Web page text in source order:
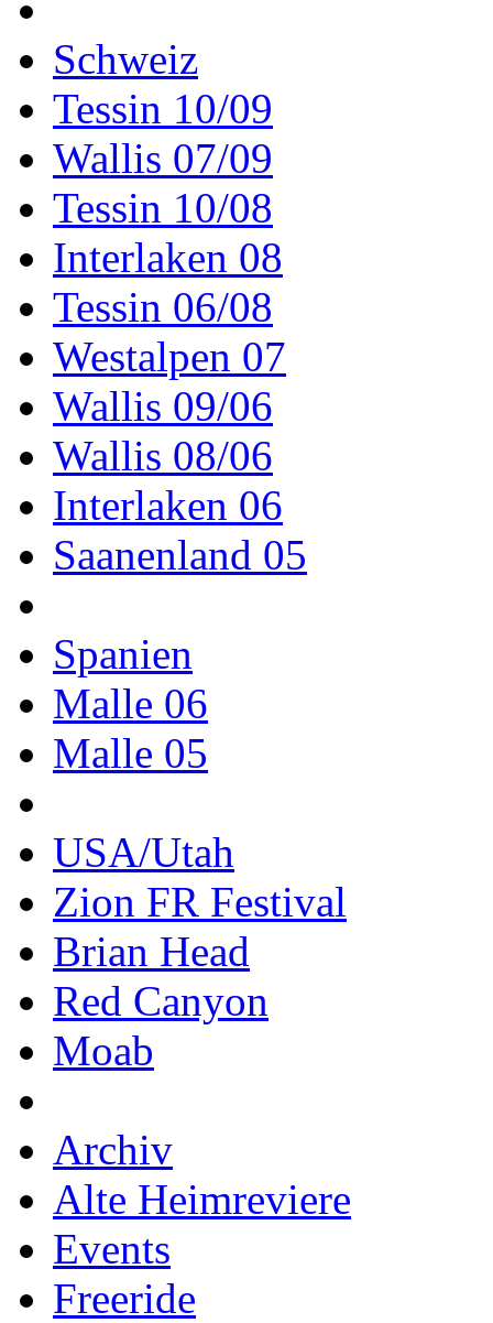
Schweiz
Tessin 10/09
Wallis 07/09
Tessin 10/08
Interlaken 08
Tessin 06/08
Westalpen 07
Wallis 09/06
Wallis 08/06
Interlaken 06
Saanenland 05
Spanien
Malle 06
Malle 05
USA/Utah
Zion FR Festival
Brian Head
Red Canyon
Moab
Archiv
Alte Heimreviere
Events
Freeride